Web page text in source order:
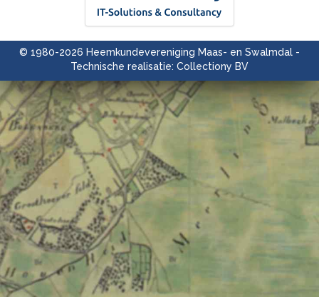
© 1980-2026 Heemkundevereniging Maas- en Swalmdal -
Technische realisatie: Collectiony BV